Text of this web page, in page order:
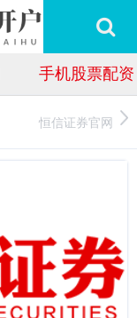
手机股票配资
恒信证券官网